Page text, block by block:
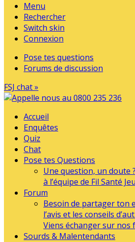
Menu
Rechercher
Switch skin
Connexion
Pose tes questions
Forums de discussion
FSJ chat »
Accueil
Enquêtes
Quiz
Chat
Pose tes Questions
Une question, un doute
à l’équipe de Fil Santé
Forum
Besoin de partager ton
l’avis et les conseils
Viens échanger sur nos
Sourds & Malentendants